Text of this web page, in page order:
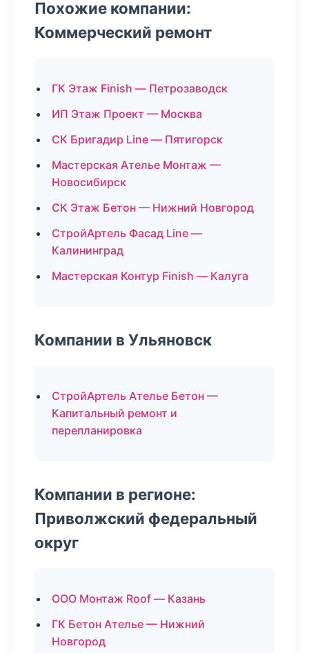
Похожие компании:
Коммерческий ремонт
ГК Этаж Finish — Петрозаводск
ИП Этаж Проект — Москва
СК Бригадир Line — Пятигорск
Мастерская Ателье Монтаж —
Новосибирск
СК Этаж Бетон — Нижний Новгород
СтройАртель Фасад Line —
Калининград
Мастерская Контур Finish — Калуга
Компании в Ульяновск
СтройАртель Ателье Бетон —
Капитальный ремонт и
перепланировка
Компании в регионе:
Приволжский федеральный
округ
ООО Монтаж Roof — Казань
ГК Бетон Ателье — Нижний
Новгород